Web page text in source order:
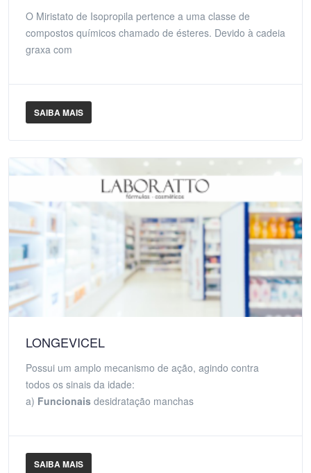
O Miristato de Isopropila pertence a uma classe de
compostos químicos chamado de ésteres. Devido à cadeia
graxa com
SAIBA MAIS
LONGEVICEL
Possui um amplo mecanismo de ação, agindo contra
todos os sinais da idade:
a) Funcionais desidratação manchas
SAIBA MAIS